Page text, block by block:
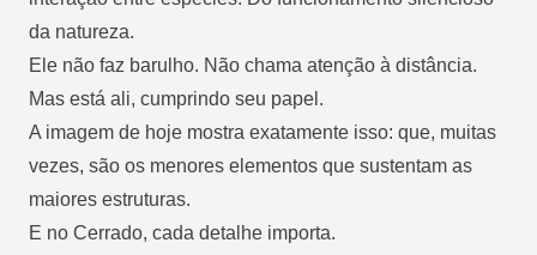
da natureza.
Ele não faz barulho. Não chama atenção à distância.
Mas está ali, cumprindo seu papel.
A imagem de hoje mostra exatamente isso: que, muitas
vezes, são os menores elementos que sustentam as
maiores estruturas.
E no Cerrado, cada detalhe importa.